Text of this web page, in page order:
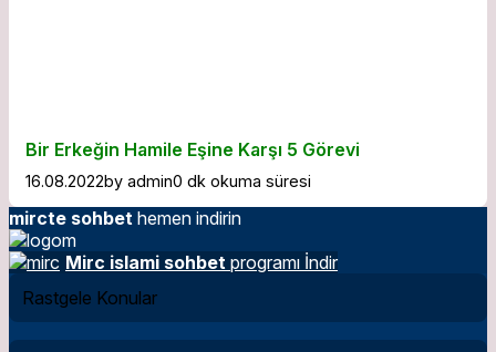
Bir Erkeğin Hamile Eşine Karşı 5 Görevi
16.08.2022by admin0 dk okuma süresi
mircte sohbet hemen indirin
Mirc islami sohbet programı İndir
Rastgele Konular